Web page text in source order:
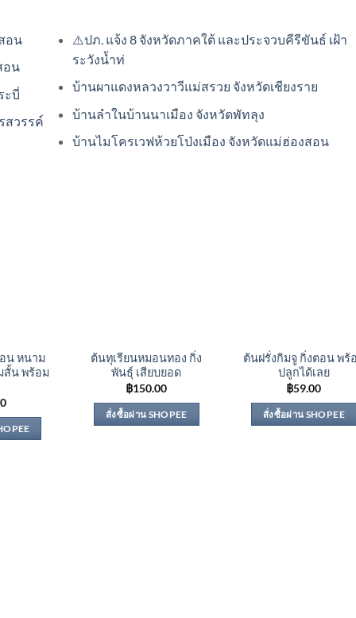
อน
อน
ะบี่
สวรรค์
⚠️ปภ. แจ้ง 8 จังหวัดภาคใต้ และประจวบคีรีขันธ์ เฝ้า
ระวังน้ำท่
บ้านผาแดงหลวงวาวีแม่สรวย จังหวัดเชียงราย
บ้านลำในบ้านนาเมือง จังหวัดพัทลุง
บ้านไมโครเวฟห้วยโป่งเมือง จังหวัดแม่ฮ่องสอน
น หนาม
น พร้อม
ต้นทุเรียนหมอนทอง กิ่ง
พันธุ์ เสียบยอด
฿150.00
สั่งซื้อผ่าน SHOPEE
ต้นฝรั่งกิมจู กิ่งตอน พร้
ปลูกได้เลย
฿59.00
สั่งซื้อผ่าน SHOPEE